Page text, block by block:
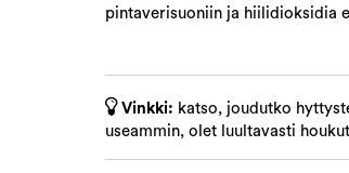
pintaverisuoniin ja hiilidioksidia
Vinkki: katso, joudutko
useammin, olet luultavasti